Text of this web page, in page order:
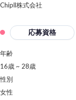
Chipll株式会社
応募資格
年齢
16歳 ~ 28歳
性別
女性